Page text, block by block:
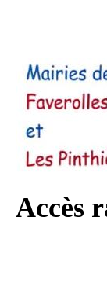
Contact
Mon
Accès